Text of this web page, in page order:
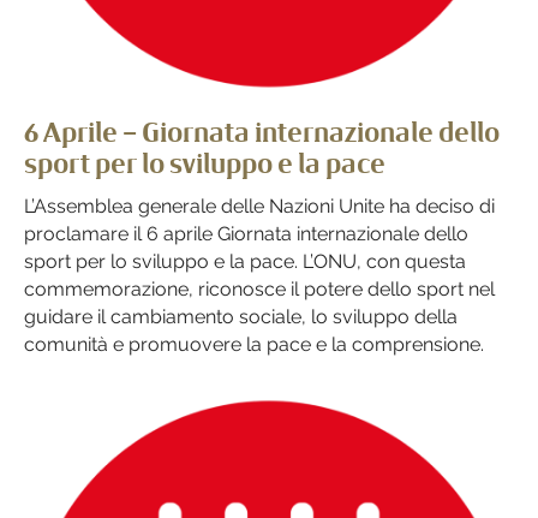
6 Aprile – Giornata internazionale dello
sport per lo sviluppo e la pace
L’Assemblea generale delle Nazioni Unite ha deciso di
proclamare il 6 aprile Giornata internazionale dello
sport per lo sviluppo e la pace. L’ONU, con questa
commemorazione, riconosce il potere dello sport nel
guidare il cambiamento sociale, lo sviluppo della
comunità e promuovere la pace e la comprensione.